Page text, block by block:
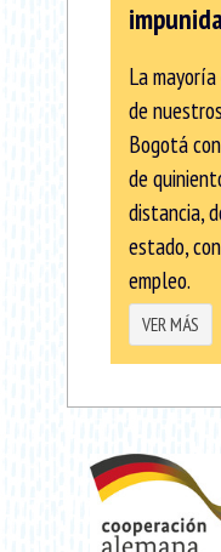
La
de
Bogotá
de
distancia,
estado,
empleo.
VER MÁS